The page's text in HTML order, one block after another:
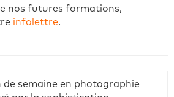
semaine en photographie
nos futures formations,
infolettre.